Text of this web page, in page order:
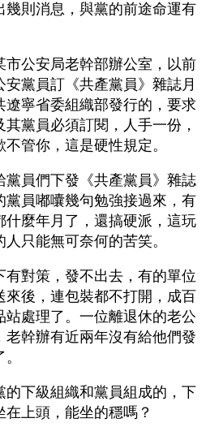
幾則消息，與黨的前途命運有
市公安局老幹部辦公室，以前
黨員訂《共產黨員》雜誌月
遼寧省委組織部發行的，要求
黨員必須訂閱，人手一份，
管你，這是硬性規定。
黨員們下發《共產黨員》雜誌
黨員嘟囔幾句勉強接過來，有
什麼年月了，還搞硬派，這玩
只能無可奈何的苦笑。
有對策，發不出去，有的單位
來後，連包裝都不打開，成百
站處理了。一位離退休的老公
老幹辦有近兩年沒有給他們發
的下級組織和黨員組成的，下
上頭，能坐的穩嗎？